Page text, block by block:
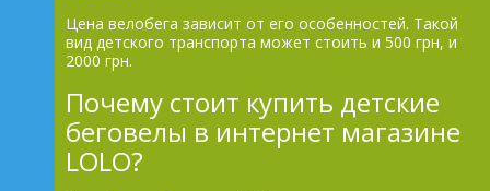
Цена велобега зависит от его особенностей. Такой
вид детского транспорта может стоить и 500 грн, и
2000 грн.
Почему стоит купить детские
беговелы в интернет магазине
LOLO?